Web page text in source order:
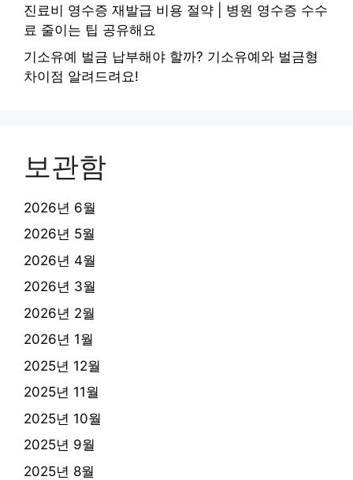
진료비 영수증 재발급 비용 절약 | 병원 영수증 수수
료 줄이는 팁 공유해요
기소유예 벌금 납부해야 할까? 기소유예와 벌금형
차이점 알려드려요!
보관함
2026년 6월
2026년 5월
2026년 4월
2026년 3월
2026년 2월
2026년 1월
2025년 12월
2025년 11월
2025년 10월
2025년 9월
2025년 8월